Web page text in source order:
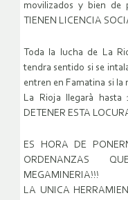
movilizados y bien de
TIENEN LICENCIA
Toda la lucha de La
tendra sentido si se
entren en Famatina si la
La Rioja llegarà hasta
DETENER ESTA
ES HORA DE
ORDENANZAS
MEGAMINERIA!!!
LA UNICA